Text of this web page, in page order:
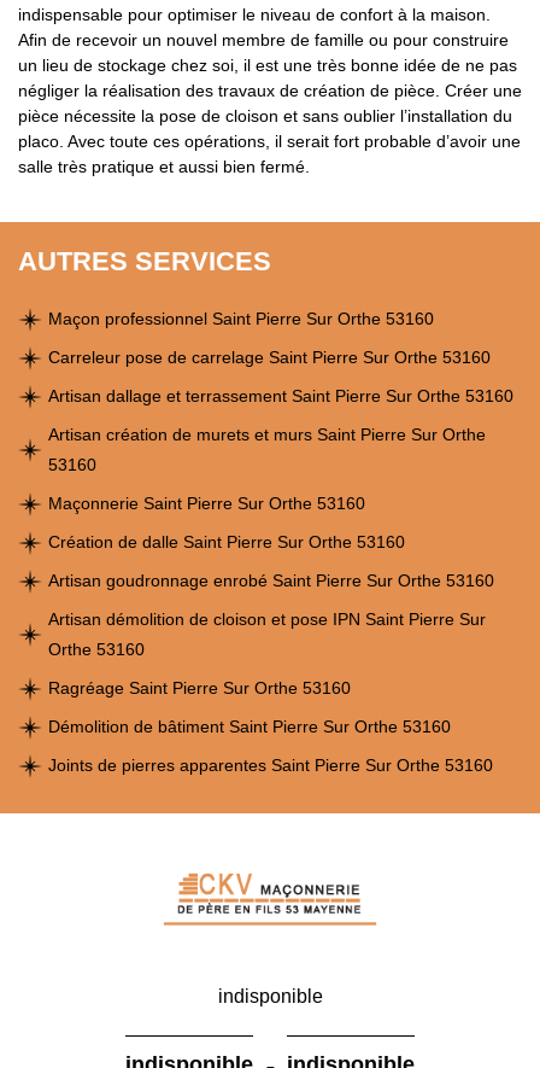
indispensable pour optimiser le niveau de confort à la maison.
Afin de recevoir un nouvel membre de famille ou pour construire
un lieu de stockage chez soi, il est une très bonne idée de ne pas
négliger la réalisation des travaux de création de pièce. Créer une
pièce nécessite la pose de cloison et sans oublier l’installation du
placo. Avec toute ces opérations, il serait fort probable d’avoir une
salle très pratique et aussi bien fermé.
AUTRES SERVICES
Maçon professionnel Saint Pierre Sur Orthe 53160
Carreleur pose de carrelage Saint Pierre Sur Orthe 53160
Artisan dallage et terrassement Saint Pierre Sur Orthe 53160
Artisan création de murets et murs Saint Pierre Sur Orthe
53160
Maçonnerie Saint Pierre Sur Orthe 53160
Création de dalle Saint Pierre Sur Orthe 53160
Artisan goudronnage enrobé Saint Pierre Sur Orthe 53160
Artisan démolition de cloison et pose IPN Saint Pierre Sur
Orthe 53160
Ragréage Saint Pierre Sur Orthe 53160
Démolition de bâtiment Saint Pierre Sur Orthe 53160
Joints de pierres apparentes Saint Pierre Sur Orthe 53160
indisponible